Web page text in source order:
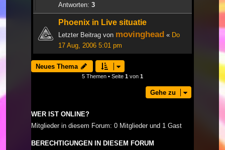
Antworten: 3
Phoenix in Live situatie
Letzter Beitrag von movinghead « Do
17 Aug, 2006 5:01 pm
Neues Thema
5 Themen • Seite 1 von 1
Gehe zu
WER IST ONLINE?
Mitglieder in diesem Forum: 0 Mitglieder und 1 Gast
BERECHTIGUNGEN IN DIESEM FORUM